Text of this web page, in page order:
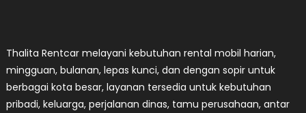
Thalita Rentcar melayani kebutuhan rental mobil harian,
mingguan, bulanan, lepas kunci, dan dengan sopir untuk
berbagai kota besar, layanan tersedia untuk kebutuhan
pribadi, keluarga, perjalanan dinas, tamu perusahaan, antar